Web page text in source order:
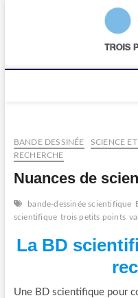
BANDE DESSINÉE SCIENCE
RECHERCHE
Nuances de
bande-dessinée scientifique
scientifique trois petits points
La BD
Une BD scientifique pour